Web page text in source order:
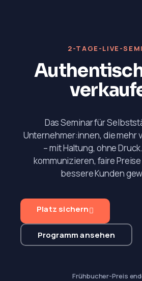
2-TAGE-LIVE-
Das Seminar für
Unternehmer:innen, die mehr
– mit Haltung, ohne
kommunizieren, faire
bessere Kunden
Platz sichern
Programm ansehen
Frühbucher-Preis